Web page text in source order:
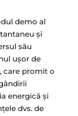
demo al
și
său
ușor de
care promit o
energică și
dvs. de